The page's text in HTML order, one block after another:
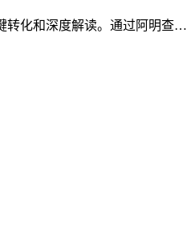
转化和深度解读。通过阿明查…